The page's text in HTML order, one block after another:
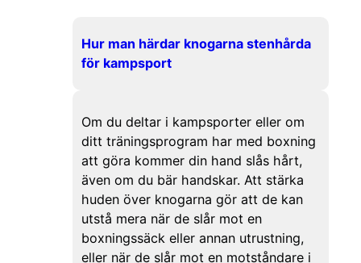
Hur man härdar knogarna stenhårda
för kampsport
Om du deltar i kampsporter eller om
ditt träningsprogram har med boxning
att göra kommer din hand slås hårt,
även om du bär handskar. Att stärka
huden över knogarna gör att de kan
utstå mera när de slår mot en
boxningssäck eller annan utrustning,
eller när de slår mot en motståndare i